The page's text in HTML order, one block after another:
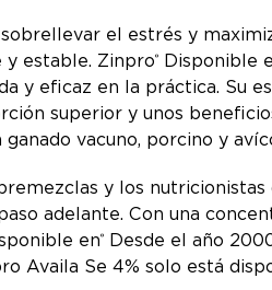
el estrés y
estable. Zinpro® Disponible
y eficaz en la práctica. Su
superior y unos
vacuno, porcino y
y los
adelante. Con una
en® Desde el año
Availa Se 4% solo está